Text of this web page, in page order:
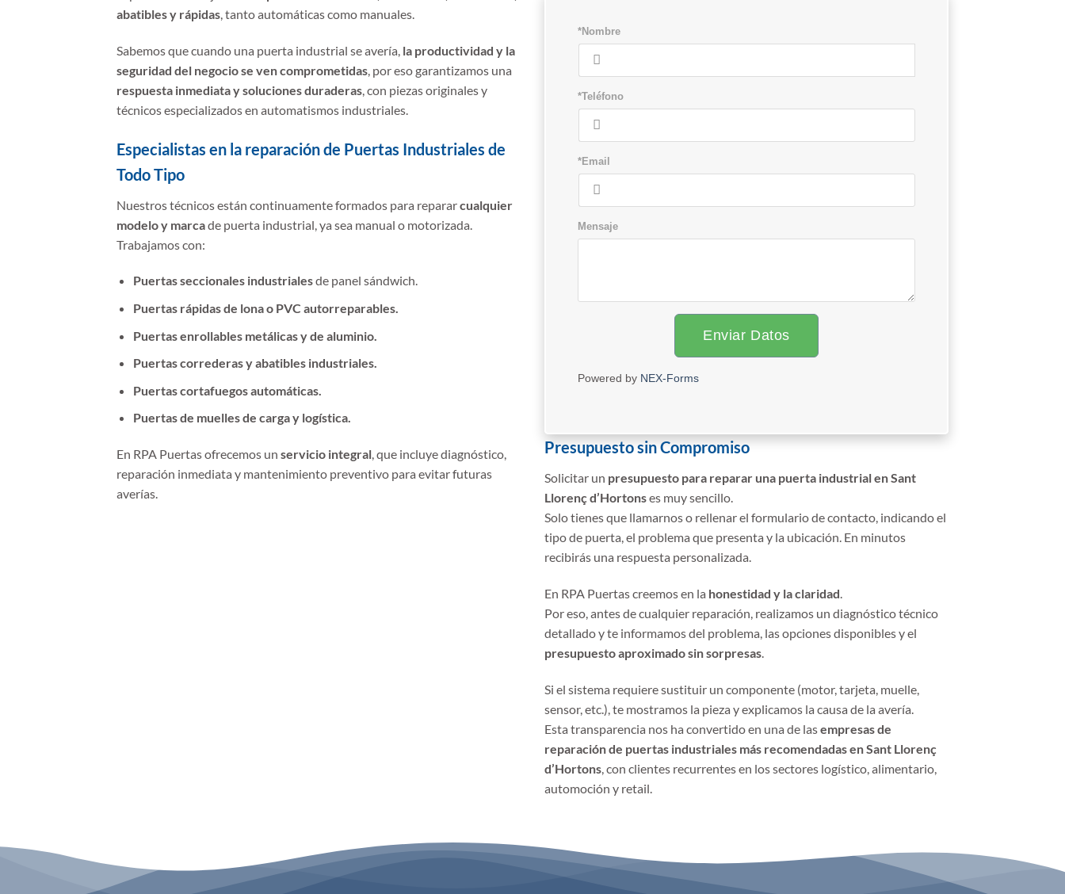
abatibles y rápidas, tanto automáticas como manuales.
Sabemos que cuando una puerta industrial se avería, la productividad y la
seguridad del negocio se ven comprometidas , por eso garantizamos una
respuesta inmediata y soluciones duraderas , con piezas originales y
técnicos especializados en automatismos industriales.
Especialistas en la reparación de Puertas Industriales de
Todo Tipo
Nuestros técnicos están continuamente formados para repararcualquier
modelo y marcade puerta industrial, ya sea manual o motorizada.
Trabajamos con:
Puertas seccionales industrialesde panel sándwich.
Puertas rápidas de lona o PVC autorreparables.
Puertas enrollables metálicas y de aluminio.
Puertas correderas y abatibles industriales.
Puertas cortafuegos automáticas.
Puertas de muelles de carga y logística.
En RPA Puertas ofrecemos un servicio integral, que incluye diagnóstico,
reparación inmediata y mantenimiento preventivo para evitar futuras
averías.
*Nombre
*Teléfono
*Email
Mensaje
Enviar Datos
Powered by NEX-Forms
Presupuesto sin Compromiso
Solicitar un presupuesto para reparar una puerta industrial en Sant
Llorenç d’Hortonses muy sencillo.
Solo tienes que llamarnos o rellenar el formulario de contacto, indicando el
tipo de puerta, el problema que presenta y la ubicación. En minutos
recibirás una respuesta personalizada.
En RPA Puertas creemos en la honestidad y la claridad.
Por eso, antes de cualquier reparación, realizamos un diagnóstico técnico
detallado y te informamos del problema, las opciones disponibles y el
presupuesto aproximado sin sorpresas.
Si el sistema requiere sustituir un componente (motor, tarjeta, muelle,
sensor, etc.), te mostramos la pieza y explicamos la causa de la avería.
Esta transparencia nos ha convertido en una de lasempresas de
reparación de puertas industriales más recomendadas en Sant Llorenç
d’Hortons, con clientes recurrentes en los sectores logístico, alimentario,
automoción y retail.